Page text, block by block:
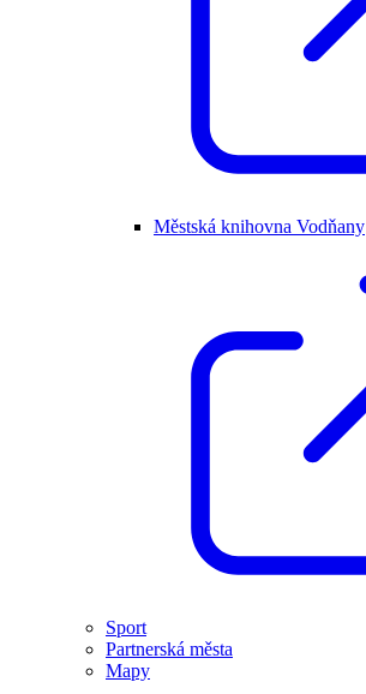
Městská knihovna Vodňany
Sport
Partnerská města
Mapy